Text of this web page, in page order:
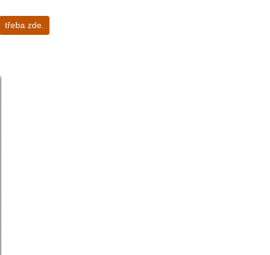
třeba zde.